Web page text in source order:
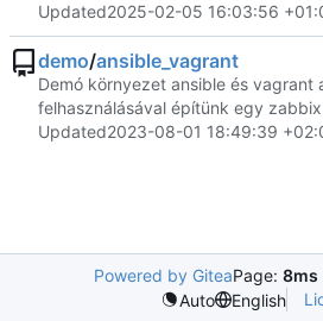
Updated2025-02-05 16:03:56
demo/ansible_vagrant
Demó környezet ansible és vagrant
felhasználásával építünk egy
Updated2023-08-01 18:49:39
Powered by GiteaPage: 8ms
Auto
English